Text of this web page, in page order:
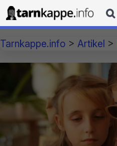

Tarnkappe.info > Artikel >